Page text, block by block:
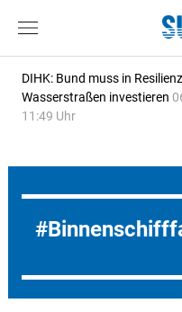
DIHK: Bund muss in
Wasserstraßen investieren
11:49 Uhr